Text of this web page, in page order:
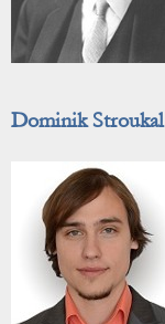
Dominik Stroukal